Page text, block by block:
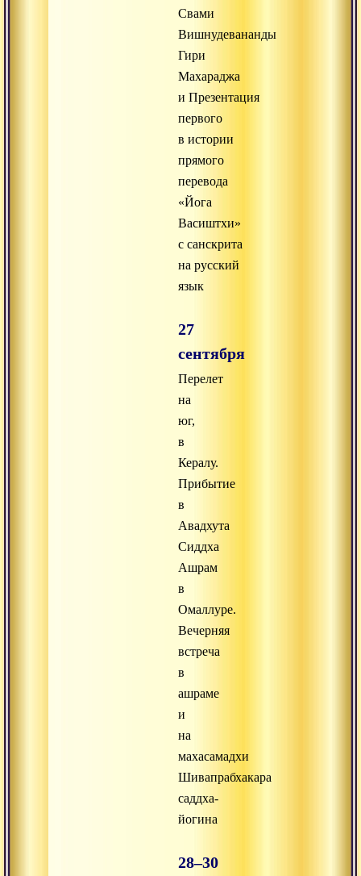
Свами
Вишнудевананды
Гири
Махараджа
и Презентация
первого
в истории
прямого
перевода
«Йога
Васиштхи»
с санскрита
на русский
язык
27
сентября
Перелет
на
юг,
в
Кералу.
Прибытие
в
Авадхута
Сиддха
Ашрам
в
Омаллуре.
Вечерняя
встреча
в
ашраме
и
на
махасамадхи
Шивапрабхакара
саддха-
йогина
28–30